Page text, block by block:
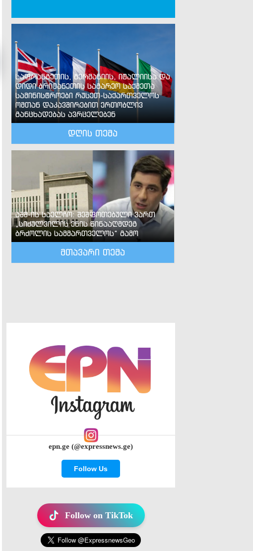
საფრანგეთის, გერმანიის, იტალიისა და
დიდი ბრიტანეთის საგარეო საქმეთა
სამინისტროები რუსეთ-საქართველოს
ომთან დაკავშირებით ერთობლივ
განცხადებას ავრცელებენ
დღის თემა
აშშ-ის საელჩო: შეშფოთებული ვართ
„სიძულვილის ენის წინააღმდეგ
ბრძოლის სამმართველოს“ გამო
მთავარი თემა
epn.ge (@expressnews.ge)
Follow Us
Follow on TikTok